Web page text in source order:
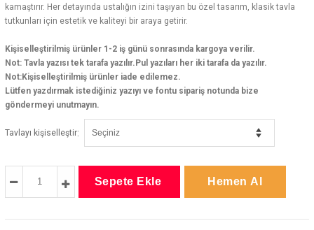
kamaştırır. Her detayında ustalığın izini taşıyan bu özel tasarım, klasik tavla
tutkunları için estetik ve kaliteyi bir araya getirir.
Kişiselleştirilmiş ürünler 1-2 iş günü sonrasında kargoya verilir.
Not: Tavla yazısı tek tarafa yazılır.Pul yazıları her iki tarafa da yazılır.
Not:Kişiselleştirilmiş ürünler iade edilemez.
Lütfen yazdırmak istediğiniz yazıyı ve fontu sipariş notunda bize
göndermeyi unutmayın.
Tavlayı kişiselleştir: